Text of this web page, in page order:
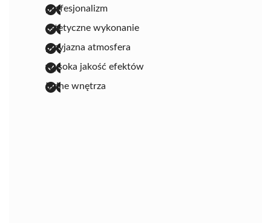
profesjonalizm
estetyczne wykonanie
przyjazna atmosfera
wysoka jakość efektów
ładne wnętrza